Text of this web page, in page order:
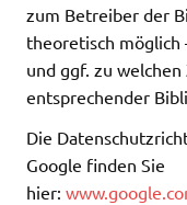
zum Betreiber der
theoretisch möglich
und ggf. zu
entsprechender
Die
Google finden Sie
hier: